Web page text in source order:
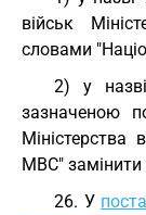
військ
словами
2) у
зазначеною
Міністерства
МВС" замінити
26. У